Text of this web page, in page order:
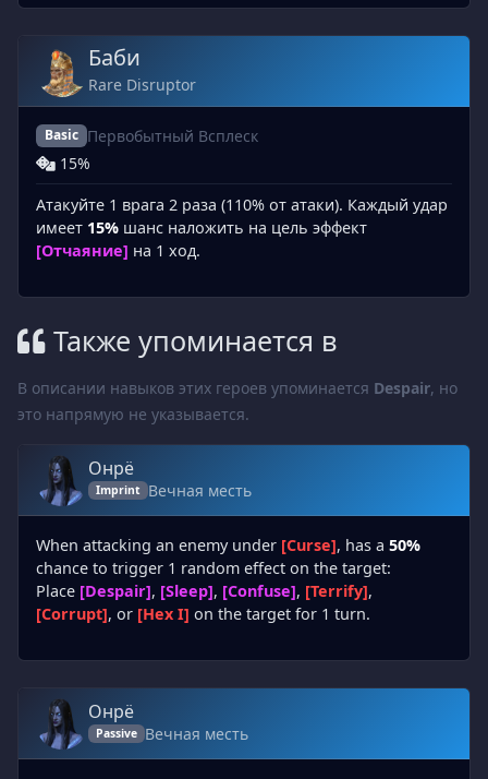
Баби
Rare Disruptor
Basic Первобытный Всплеск
15%
Атакуйте 1 врага 2 раза (110% от атаки). Каждый удар
имеет 15% шанс наложить на цель эффект
[Отчаяние] на 1 ход.
Также упоминается в
В описании навыков этих героев упоминается Despair, но
это напрямую не указывается.
Онрё
Imprint Вечная месть
When attacking an enemy under [Curse], has a 50%
chance to trigger 1 random effect on the target:
Place [Despair], [Sleep], [Confuse], [Terrify],
[Corrupt], or [Hex I] on the target for 1 turn.
Онрё
Passive Вечная месть